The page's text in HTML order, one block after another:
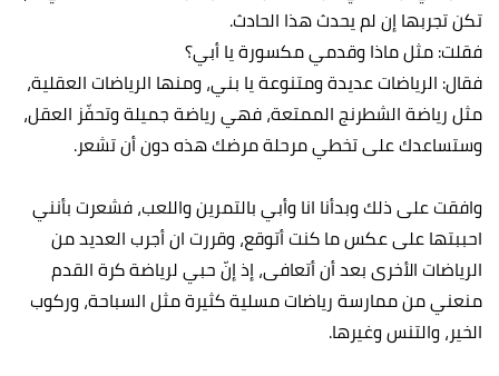
تكن تجربها إن لم يحدث هذا الحادث.
فقلت: مثل ماذا وقدمي مكسورة يا أبي؟
فقال: الرياضات عديدة ومتنوعة يا بني، ومنها الرياضات العقلية،
مثل رياضة الشطرنج الممتعة، فهي رياضة جميلة وتحفّز العقل،
وستساعدك على تخطي مرحلة مرضك هذه دون أن تشعر.
وافقت على ذلك وبدأنا انا وأبي بالتمرين واللعب، فشعرت بأنني
احببتها على عكس ما كنت أتوقع، وقررت ان أجرب العديد من
الرياضات الأخرى بعد أن أتعافى، إذ إنّ حبي لرياضة كرة القدم
منعني من ممارسة رياضات مسلية كثيرة مثل السباحة، وركوب
الخير، والتنس وغيرها.